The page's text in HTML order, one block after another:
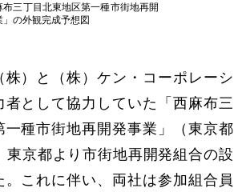
布三丁目北東地区第一種市街地再開
」の外観完成予想図
）と（株）ケン・コーポレーシ
者として協力していた「西麻布三
一種市街地再開発事業」（東京都
東京都より市街地再開発組合の設
。これに伴い、両社は参加組合員